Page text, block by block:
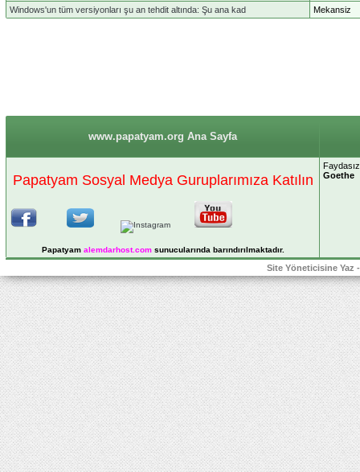
Windows'un tüm versiyonları şu an tehdit altında: Şu ana kad
Mekansiz
www.papatyam.org Ana Sayfa
Papatyam Sosyal Medya Guruplarımıza Katılın
Papatyam alemdarhost.comsunucularında barındırılmaktadır.
Goethe
Site Yöneticisine Yaz